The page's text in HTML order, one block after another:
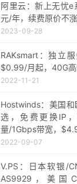
阿里云：新上无忧
元/年，续费原价不
2023-09-28
RAKsmart：独立
$0.99/月起，40G
2022-11-21
Hostwinds：美国
选，免费更换IP
量/1Gbps带宽，
2022-09-07
V.PS：日本软银/
AS9929，美国